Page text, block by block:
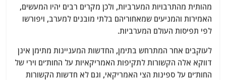
מהותית מהתרבויות המערביות, ולכן מקרים רבים יהיו המעשים,
האמירות והמניעים שמאחוריהם בלתי מובנים למערב, ויפורשו
לפי תפיסות העולם המערביות.
לעוקבים אחר המתרחש בתימן, החדשות המעניינות מתימן אינן
דווקא אלה הקשורות לתקיפות האמריקאיות על החות’ים וירי של
החות’ים על ספינות הצי האמריקאי, וגם לא חדשות הקשורות